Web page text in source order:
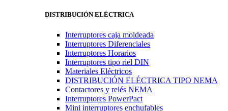
DISTRIBUCIÓN ELÉCTRICA
Interruptores caja moldeada
Interruptores Diferenciales
Interruptores Horarios
Interruptores tipo riel DIN
Materiales Eléctricos
DISTRIBUCIÓN ELÉCTRICA TIPO NEMA
Contactores y relés NEMA
Interruptores PowerPact
Mini interruptores enchufables